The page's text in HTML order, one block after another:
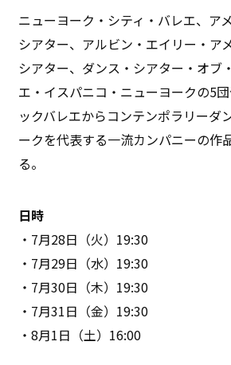
ニューヨーク・シティ・バレエ、ア
シアター、アルビン・エイリー・ア
シアター、ダンス・シアター・オブ
エ・イスパニコ・ニューヨークの5
ックバレエからコンテンポラリーダ
ークを代表する一流カンパニーの作
る。
日時
・7月28日（火）19:30
・7月29日（水）19:30
・7月30日（木）19:30
・7月31日（金）19:30
・8月1日（土）16:00